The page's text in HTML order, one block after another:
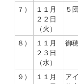
７）
１１月
２２日
（火）
５
８）
１１月
２３日
（水）
御
９）
１１月
ア